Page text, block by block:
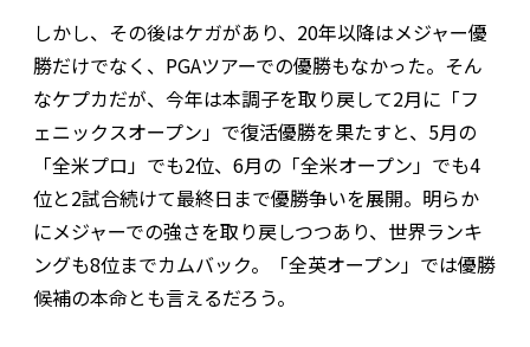
しかし、その後はケガがあり、20年以降はメジャー優
勝だけでなく、PGAツアーでの優勝もなかった。そん
なケプカだが、今年は本調子を取り戻して2月に「フ
ェニックスオープン」で復活優勝を果たすと、5月の
「全米プロ」でも2位、6月の「全米オープン」でも4
位と2試合続けて最終日まで優勝争いを展開。明らか
にメジャーでの強さを取り戻しつつあり、世界ランキ
ングも8位までカムバック。「全英オープン」では優勝
候補の本命とも言えるだろう。